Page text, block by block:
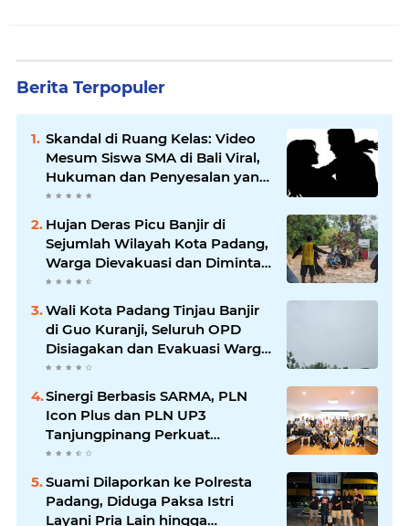
Berita Terpopuler
Skandal di Ruang Kelas: Video
Mesum Siswa SMA di Bali Viral,
Hukuman dan Penyesalan yang
Mengikuti
Hujan Deras Picu Banjir di
Sejumlah Wilayah Kota Padang,
Warga Dievakuasi dan Diminta
Waspada Banjir Susulan
Wali Kota Padang Tinjau Banjir
di Guo Kuranji, Seluruh OPD
Disiagakan dan Evakuasi Warga
Dipercepat
Sinergi Berbasis SARMA, PLN
Icon Plus dan PLN UP3
Tanjungpinang Perkuat
Kolaborasi Strategis
Suami Dilaporkan ke Polresta
Padang, Diduga Paksa Istri
Layani Pria Lain hingga